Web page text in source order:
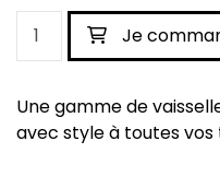
Je
Une gamme de
avec style à toutes vos